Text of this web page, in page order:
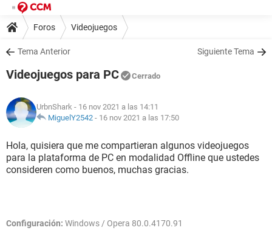
Foros Videojuegos
Tema Anterior Siguiente Tema
Videojuegos para PC Cerrado
UrbnShark - 16 nov 2021 a las 14:11
MiguelY2542 - 16 nov 2021 a las 17:50
Hola, quisiera que me compartieran algunos videojuegos
para la plataforma de PC en modalidad Offline que ustedes
consideren como buenos, muchas gracias.
Configuración: Windows / Opera 80.0.4170.91